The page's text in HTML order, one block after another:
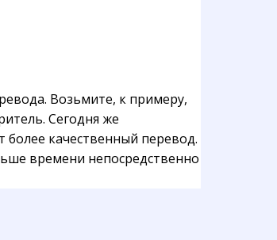
Возьмите, к примеру,
Сегодня же
качественный перевод.
времени непосредственно